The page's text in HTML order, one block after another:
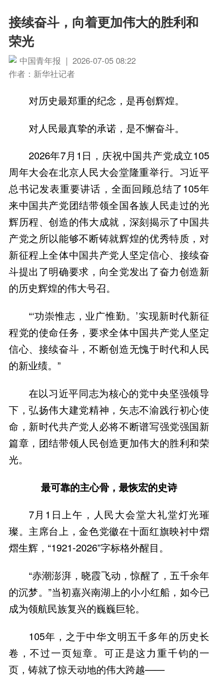
接续奋斗，向着更加伟大的胜利和
荣光
中国青年报 | 2026-07-05 08:22
作者：新华社记者
对历史最郑重的纪念，是再创辉煌。
对人民最真挚的承诺，是不懈奋斗。
2026年7月1日，庆祝中国共产党成立105
周年大会在北京人民大会堂隆重举行。习近平
总书记发表重要讲话，全面回顾总结了105年
来中国共产党团结带领全国各族人民走过的光
辉历程、创造的伟大成就，深刻揭示了中国共
产党之所以能够不断铸就辉煌的优秀特质，对
新征程上全体中国共产党人坚定信心、接续奋
斗提出了明确要求，向全党发出了奋力创造新
的历史辉煌的伟大号召。
“‘功崇惟志，业广惟勤。’实现新时代新征
程党的使命任务，要求全体中国共产党人坚定
信心、接续奋斗，不断创造无愧于时代和人民
的新业绩。”
在以习近平同志为核心的党中央坚强领导
下，弘扬伟大建党精神，矢志不渝践行初心使
命，新时代共产党人必将不断谱写强党强国新
篇章，团结带领人民创造更加伟大的胜利和荣
光。
最可靠的主心骨，最恢宏的史诗
7月1日上午，人民大会堂大礼堂灯光璀
璨。主席台上，金色党徽在十面红旗映衬中熠
熠生辉，“1921-2026”字标格外醒目。
“赤潮澎湃，晓霞飞动，惊醒了，五千余年
的沉梦。”当初嘉兴南湖上的小小红船，如今已
成为领航民族复兴的巍巍巨轮。
105年，之于中华文明五千多年的历史长
卷，不过一页短章。可正是这力重千钧的一
页，铸就了惊天动地的伟大跨越——